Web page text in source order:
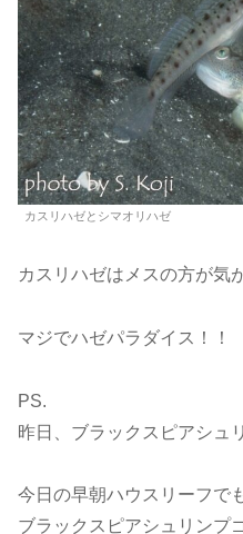
カスリハゼとシマオリハゼ
カスリハゼはメスの方が気
マジでハゼパラダイス！！
PS.
昨日、ブラックスピアシュ
今日の早朝ハウスリーフで
ブラックスピアシュリンプ